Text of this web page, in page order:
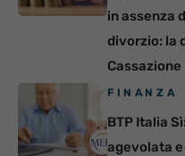
in assenza
divorzio: la
Cassazione
FINANZA
BTP Italia
agevolata e